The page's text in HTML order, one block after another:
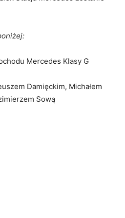
Mercedes Klasy G
Damięckim, Michałem
Sową